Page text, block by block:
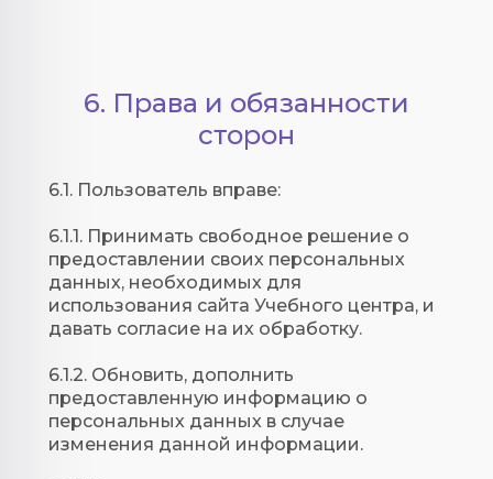
6. Права и обязанности
сторон
6.1. Пользователь вправе:
6.1.1. Принимать свободное решение о
предоставлении своих персональных
данных, необходимых для
использования сайта Учебного центра, и
давать согласие на их обработку.
6.1.2. Обновить, дополнить
предоставленную информацию о
персональных данных в случае
изменения данной информации.